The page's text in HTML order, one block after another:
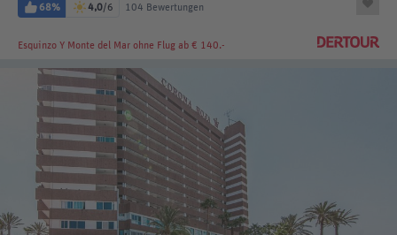
68% 4,0/6 104 Bewertungen
Esquinzo Y Monte del Mar ohne Flug ab € 140.-